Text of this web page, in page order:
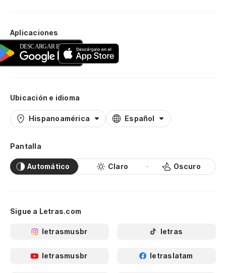
Aplicaciones
Ubicación e idioma
Hispanoamérica Español
Pantalla
Automático Claro Oscuro
Sigue a Letras.com
letrasmusbr letras
letrasmusbr letraslatam